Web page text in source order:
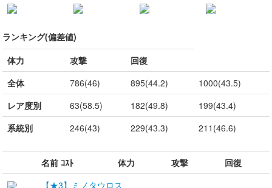
ランキング(偏差値)
体力
攻撃
回復
全体
786(46) 895(44.2)
1000(43.5)
レア度別
63(58.5) 182(49.8)
199(43.4)
系統別
246(43) 229(43.3) 211(46.6)
名前 ｺｽﾄ 体力 攻撃
回復
【★3】ミノタウロス